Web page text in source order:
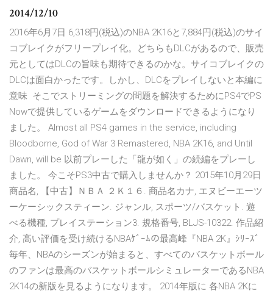
2014/12/10
2016年6月7日 6,318円(税込)のNBA 2K16と7,884円(税込)のサイ
コブレイクがフリープレイ化。どちらもDLCがあるので、販売
元としてはDLCの旨味も期待できるのかな。サイコブレイクの
DLCは面白かったです。しかし、DLCをプレイしないと本編に
意味 そこでストリーミングの問題を解決するためにPS4でPS
Nowで提供しているゲームをダウンロードできるようになり
ました。 Almost all PS4 games in the service, including
Bloodborne, God of War 3 Remastered, NBA 2K16, and Until
Dawn, will be 以前プレーした「龍が如く」の続編をプレーし
ました。 今こそPS3中古で購入しませんか？ 2015年10月29日
商品名, 【中古】ＮＢＡ ２Ｋ１６. 商品名カナ, エヌビーエーツ
ーケーシックスティーン. ジャンル, スポーツ/バスケット. 遊
べる機種, プレイステーション3. 規格番号, BLJS-10322. 作品紹
介, 高い評価を受け続けるNBAｹﾞｰﾑの最高峰『NBA 2K』ｼﾘｰｽﾞ
毎年、NBAのシーズンが始まると、すべてのバスケットボール
のファンは最高のバスケットボールシミュレーターであるNBA
2K14の新版を見るようになります。 2014年版に 各NBA 2Kに